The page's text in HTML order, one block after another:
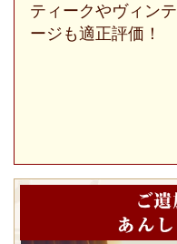
ティークやヴィンテ
ージも適正評価！